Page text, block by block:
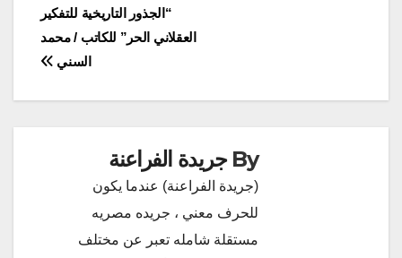
“الجذور التاريخية للتفكير
العقلاني الحر” للكاتب / محمد
السني
By جريدة الفراعنة
(جريدة الفراعنة) عندما يكون
للحرف معني ، جريده مصريه
مستقلة شامله تعبر عن مختلف